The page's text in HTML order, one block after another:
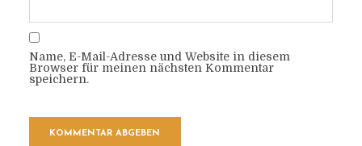
Name, E-Mail-Adresse und Website in diesem
Browser für meinen nächsten Kommentar
speichern.